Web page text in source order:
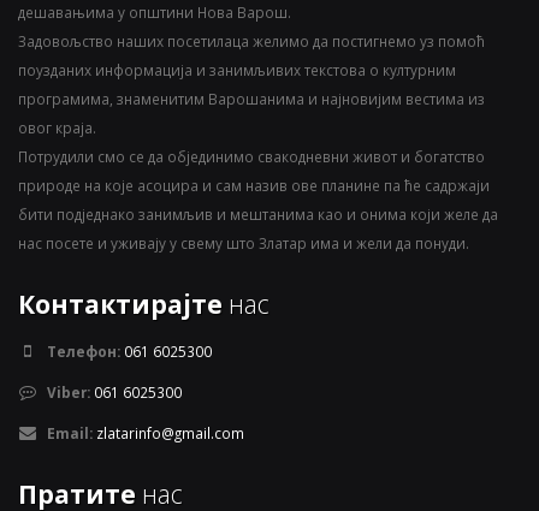
дешавањима у општини Нова Варош.
Задовољство наших посетилаца желимо да постигнемо уз помоћ
поузданих информација и занимљивих текстова о културним
програмима, знаменитим Варошанима и најновијим вестима из
овог краја.
Потрудили смо се да објединимо свакодневни живот и богатство
природе на које асоцира и сам назив ове планине па ће садржаји
бити подједнако занимљив и мештанима као и онима који желе да
нас посете и уживају у свему што Златар има и жели да понуди.
Контактирајте нас
Телефон: 061 6025300
Viber: 061 6025300
Email: zlatarinfo@gmail.com
Пратите нас